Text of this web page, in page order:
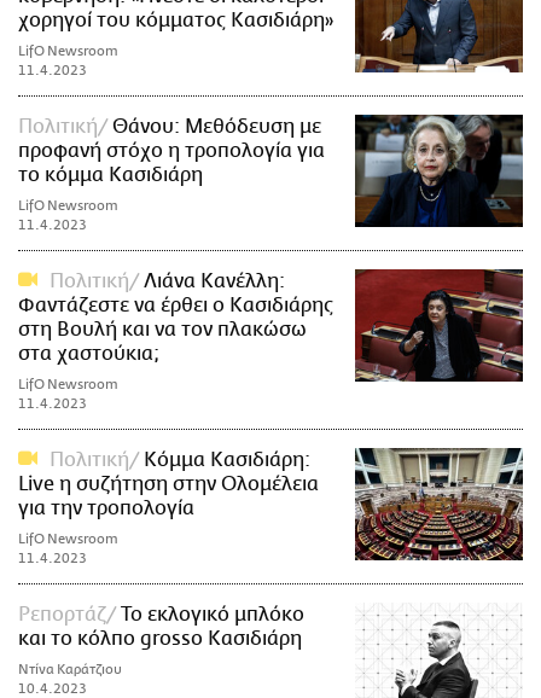
χορηγοί του κόμματος Κασιδιάρη»
LifO Newsroom
11.4.2023
Πολιτική
Θάνου: Μεθόδευση με
προφανή στόχο η τροπολογία για
το κόμμα Κασιδιάρη
LifO Newsroom
11.4.2023
Πολιτική
Λιάνα Κανέλλη:
Φαντάζεστε να έρθει ο Κασιδιάρης
στη Βουλή και να τον πλακώσω
στα χαστούκια;
LifO Newsroom
11.4.2023
Πολιτική
Κόμμα Κασιδιάρη:
Live η συζήτηση στην Ολομέλεια
για την τροπολογία
LifO Newsroom
11.4.2023
Ρεπορτάζ
To εκλογικό μπλόκο
και το κόλπο grosso Κασιδιάρη
Ντίνα Καράτζιου
10.4.2023